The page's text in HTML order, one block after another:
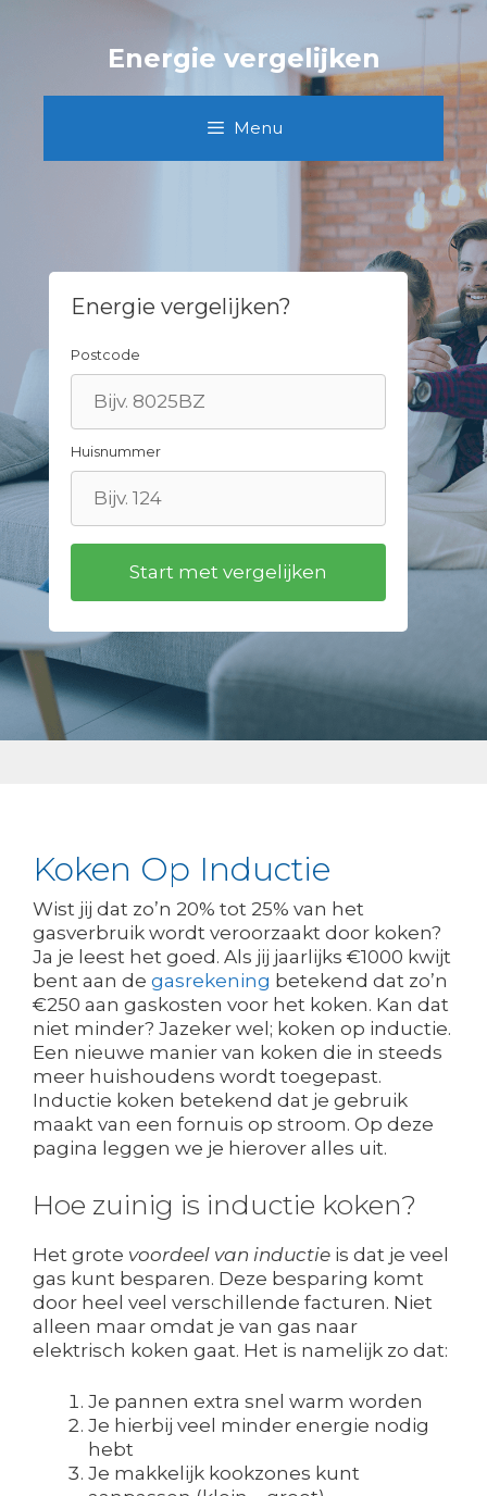
Energie vergelijken
Menu
Energie vergelijken?
Postcode
Huisnummer
Koken Op Inductie
Wist jij dat zo’n 20% tot 25% van het
gasverbruik wordt veroorzaakt door koken?
Ja je leest het goed. Als jij jaarlijks €1000 kwijt
bent aan de gasrekening betekend dat zo’n
€250 aan gaskosten voor het koken. Kan dat
niet minder? Jazeker wel; koken op inductie.
Een nieuwe manier van koken die in steeds
meer huishoudens wordt toegepast.
Inductie koken betekend dat je gebruik
maakt van een fornuis op stroom. Op deze
pagina leggen we je hierover alles uit.
Hoe zuinig is inductie koken?
Het grote voordeel van inductie is dat je veel
gas kunt besparen. Deze besparing komt
door heel veel verschillende facturen. Niet
alleen maar omdat je van gas naar
elektrisch koken gaat. Het is namelijk zo dat:
Je pannen extra snel warm worden
Je hierbij veel minder energie nodig
hebt
Je makkelijk kookzones kunt